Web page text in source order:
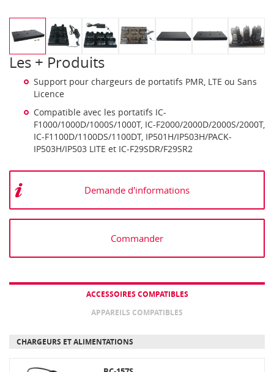
Les + Produits
Support pour chargeurs de portatifs PMR, LTE ou Sans
Licence
Compatible avec les portatifs IC-
F1000/1000D/1000S/1000T, IC-F2000/2000D/2000S/2000T,
IC-F1100D/1100DS/1100DT, IP501H/IP503H/PACK-
IP503H/IP503 LITE et IC-F29SDR/F29SR2
Demande d'informations
Commander
ACCESSOIRES COMPATIBLES
APPAREILS COMPATIBLES
CHARGEURS ET ALIMENTATIONS